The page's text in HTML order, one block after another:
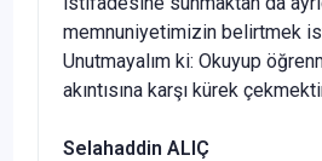
memnuniyetimizin belirtmek
Unutmayalım ki: Okuyup
akıntısına karşı kürek
Selahaddin ALIÇ